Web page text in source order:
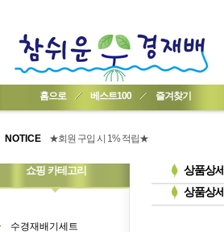
홈으로 베스트100 즐겨찾기
NOTICE
★기업회원가입 방법..
★간편 회원가입★
쇼핑 카테고리
수경재배기세트
상품상세
상품상세